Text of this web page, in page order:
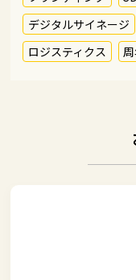
デジタルサイネージ
ロジスティクス